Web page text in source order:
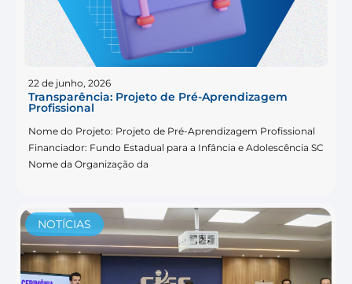
22 de junho, 2026
Transparência: Projeto de Pré-Aprendizagem
Profissional
Nome do Projeto: Projeto de Pré-Aprendizagem Profissional
Financiador: Fundo Estadual para a Infância e Adolescência SC
Nome da Organização da
NOTÍCIAS